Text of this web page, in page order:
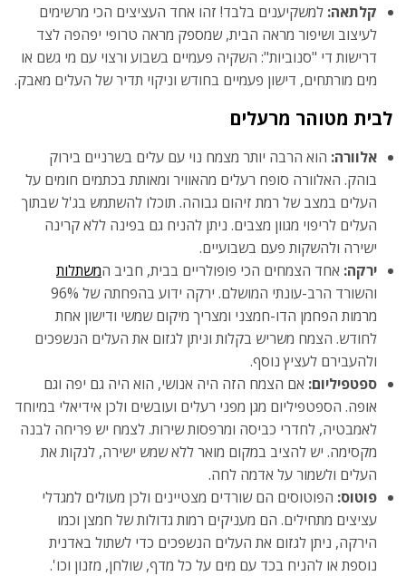
קלתאה: למשקיענים בלבד! זהו אחד העציצים הכי מרשימים
לעיצוב ושיפור מראה הבית, שמספק מראה טרופי יפהפה לצד
דרישות די "סנוביות": השקיה פעמיים בשבוע ורצוי עם מי גשם או
מים מורתחים, דישון פעמיים בחודש וניקוי תדיר של העלים מאבק.
לבית מטוהר מרעלים
אלוורה: הוא הרבה יותר מצמח נוי עם עלים בשרניים בירוק
בוהק. האלוורה סופח רעלים מהאוויר ומאותת בכתמים חומים על
העלים במצב של רמת זיהום גבוהה. תוכלו להשתמש בג'ל שבתוך
העלים לריפוי מגוון מצבים. ניתן להניח גם בפינה ללא קרינה
ישירה ולהשקות פעם בשבועיים.
ירקה: אחד הצמחים הכי פופולריים בבית, חביב המשתלות
והשורד הרב-עונתי המושלם. ירקה ידוע בהפחתה של 96%
מרמות הפחמן הדו-חמצני ומצריך מיקום שמשי ודישון אחת
לחודש. הצמח משריש בקלות וניתן לגזום את העלים הנשפכים
ולהעבירם לעציץ נוסף.
ספטפיליום: אם הצמח הזה היה אנושי, הוא היה גם יפה וגם
אופה. הספטפיליום מגן מפני רעלים ועובשים ולכן אידיאלי במיוחד
לאמבטיה, לחדרי כביסה ומרפסות שירות. לצמח יש פריחה לבנה
מקסימה. יש להציב במקום מואר ללא שמש ישירה, לנקות את
העלים ולשמור על אדמה לחה.
פוטוס: הפוטוסים הם שורדים מצטיינים ולכן מעולים למגדלי
עציצים מתחילים. הם מעניקים רמות גדולות של חמצן וכמו
הירקה, ניתן לגזום את העלים הנשפכים כדי לשתול באדנית
נוספת או להניח בכד עם מים על כל מדף, שולחן, מזנון וכו'.